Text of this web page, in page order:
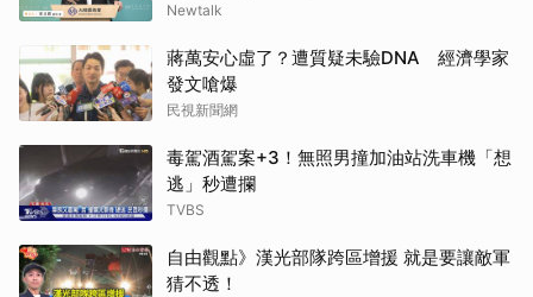
Newtalk
蔣萬安心虛了？遭質疑未驗DNA 經濟學家
發文嗆爆
民視新聞網
毒駕酒駕案+3！無照男撞加油站洗車機「想
逃」秒遭攔
TVBS
自由觀點》漢光部隊跨區增援 就是要讓敵軍
猜不透！